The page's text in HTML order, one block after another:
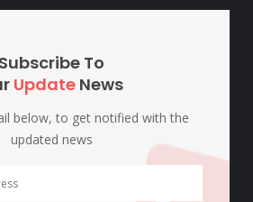
Subscribe To
Update News
below, to get notified with the
updated news